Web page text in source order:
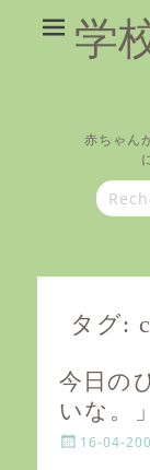
学
赤ちゃん
Search
for:
タグ:
今日の
いな。」
P
16-04-